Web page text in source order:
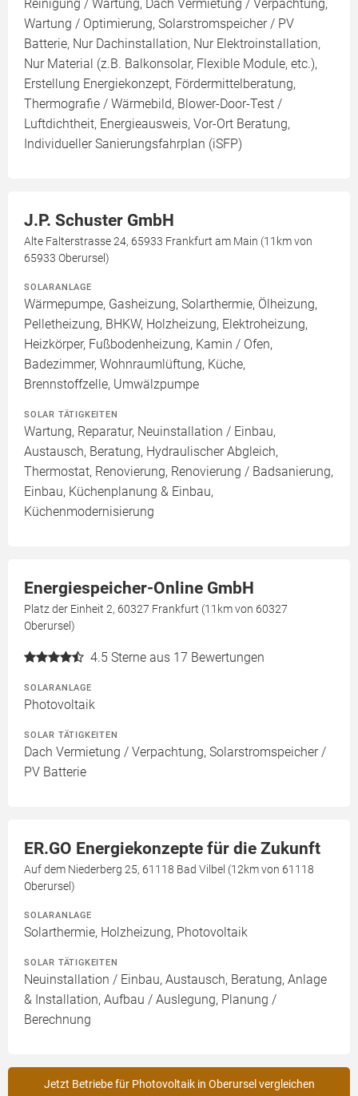
Reinigung / Wartung, Dach Vermietung / Verpachtung,
Wartung / Optimierung, Solarstromspeicher / PV
Batterie, Nur Dachinstallation, Nur Elektroinstallation,
Nur Material (z.B. Balkonsolar, Flexible Module, etc.),
Erstellung Energiekonzept, Fördermittelberatung,
Thermografie / Wärmebild, Blower-Door-Test /
Luftdichtheit, Energieausweis, Vor-Ort Beratung,
Individueller Sanierungsfahrplan (iSFP)
J.P. Schuster GmbH
Alte Falterstrasse 24, 65933 Frankfurt am Main (11km von
65933 Oberursel)
SOLARANLAGE
Wärmepumpe, Gasheizung, Solarthermie, Ölheizung,
Pelletheizung, BHKW, Holzheizung, Elektroheizung,
Heizkörper, Fußbodenheizung, Kamin / Ofen,
Badezimmer, Wohnraumlüftung, Küche,
Brennstoffzelle, Umwälzpumpe
SOLAR TÄTIGKEITEN
Wartung, Reparatur, Neuinstallation / Einbau,
Austausch, Beratung, Hydraulischer Abgleich,
Thermostat, Renovierung, Renovierung / Badsanierung,
Einbau, Küchenplanung & Einbau,
Küchenmodernisierung
Energiespeicher-Online GmbH
Platz der Einheit 2, 60327 Frankfurt (11km von 60327
Oberursel)
4.5 Sterne aus 17 Bewertungen
SOLARANLAGE
Photovoltaik
SOLAR TÄTIGKEITEN
Dach Vermietung / Verpachtung, Solarstromspeicher /
PV Batterie
ER.GO Energiekonzepte für die Zukunft
Auf dem Niederberg 25, 61118 Bad Vilbel (12km von 61118
Oberursel)
SOLARANLAGE
Solarthermie, Holzheizung, Photovoltaik
SOLAR TÄTIGKEITEN
Neuinstallation / Einbau, Austausch, Beratung, Anlage
& Installation, Aufbau / Auslegung, Planung /
Berechnung
Jetzt Betriebe für Photovoltaik in Oberursel vergleichen